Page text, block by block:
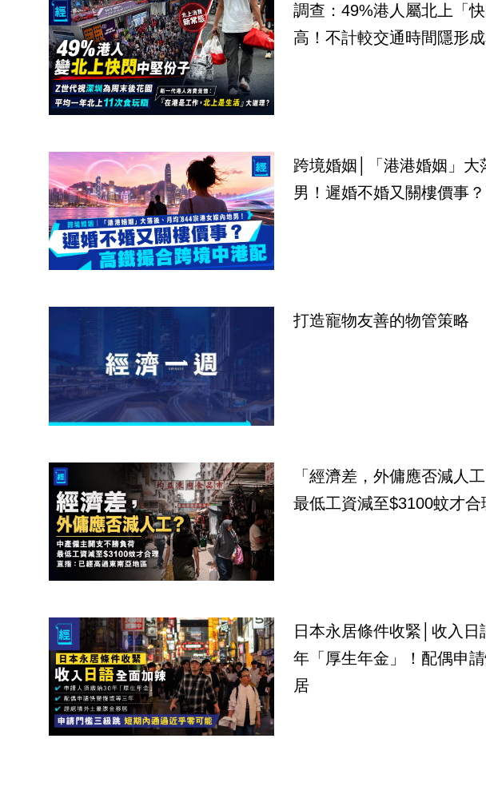
調查：49%港人屬北上「
高！不計較交通時間隱形
跨境婚姻│「港港婚姻」
男！遲婚不婚又關樓價事
打造寵物友善的物管策略
「經濟差，外傭應否減人
最低工資減至$3100蚊才
日本永居條件收緊│收入
年「厚生年金」！配偶申
居